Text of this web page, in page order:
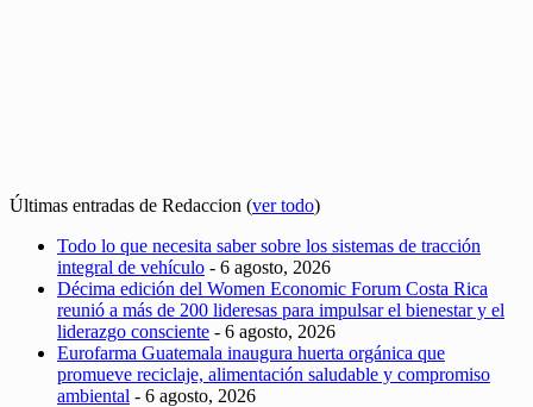
Últimas entradas de Redaccion (ver todo)
Todo lo que necesita saber sobre los sistemas de tracción
integral de vehículo - 6 agosto, 2026
Décima edición del Women Economic Forum Costa Rica
reunió a más de 200 lideresas para impulsar el bienestar y el
liderazgo consciente - 6 agosto, 2026
Eurofarma Guatemala inaugura huerta orgánica que
promueve reciclaje, alimentación saludable y compromiso
ambiental - 6 agosto, 2026